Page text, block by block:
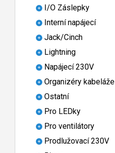
I/O Záslepky
Interní napájecí
Jack/Cinch
Lightning
Napájecí 230V
Organizéry kabeláže
Ostatní
Pro LEDky
Pro ventilátory
Prodlužovací 230V